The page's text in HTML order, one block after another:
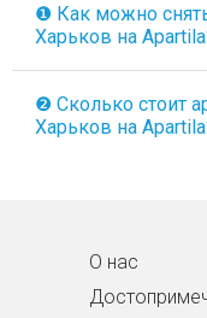
❶ Как можно
Харьков на
❷ Сколько стоит
Харьков на
О нас